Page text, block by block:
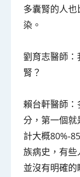
多囊腎的人
染。
劉育志醫師：
腎？
賴台軒醫師：
分，第一個
計大概80%-
族病史，有
並沒有明確